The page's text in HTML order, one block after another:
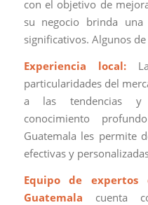
con el objetivo de
su negocio brinda
significativos. Algunos
Experiencia local:La
particularidades del
a las tendencias y
conocimiento
Guatemala les permite
efectivas y
Equipo de expertos
Guatemala cuenta